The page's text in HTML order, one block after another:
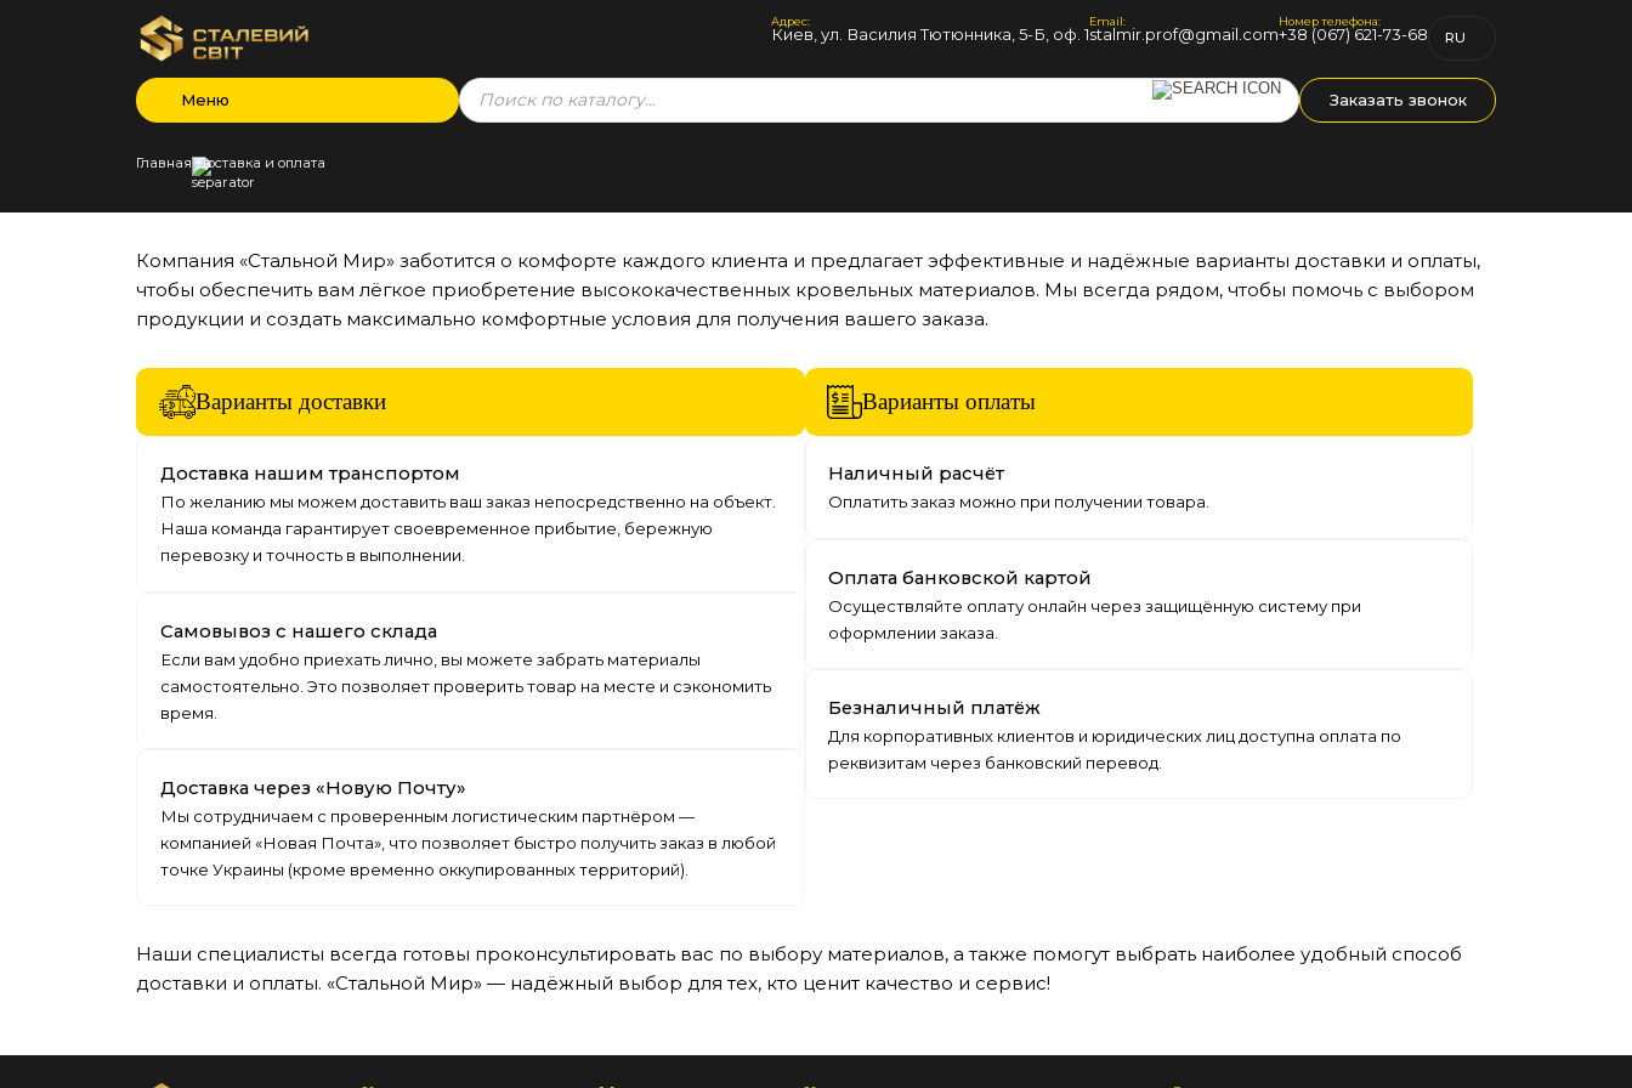
Адрес:
Киев, ул. Василия Тютюнника, 5-Б, оф. 1
Email:
stalmir.prof@gmail.com
Номер телефона:
+38 (067) 621-73-68
RU
Меню
Products
search
Заказать звонок
Главная Доставка и оплата
Компания «Стальной Мир» заботится о комфорте каждого клиента и предлагает эффективные и надёжные варианты доставки и оплаты,
чтобы обеспечить вам лёгкое приобретение высококачественных кровельных материалов. Мы всегда рядом, чтобы помочь с выбором
продукции и создать максимально комфортные условия для получения вашего заказа.
Варианты доставки
Доставка нашим транспортом
По желанию мы можем доставить ваш заказ непосредственно на объект.
Наша команда гарантирует своевременное прибытие, бережную
перевозку и точность в выполнении.
Самовывоз с нашего склада
Если вам удобно приехать лично, вы можете забрать материалы
самостоятельно. Это позволяет проверить товар на месте и сэкономить
время.
Доставка через «Новую Почту»
Мы сотрудничаем с проверенным логистическим партнёром —
компанией «Новая Почта», что позволяет быстро получить заказ в любой
точке Украины (кроме временно оккупированных территорий).
Варианты оплаты
Наличный расчёт
Оплатить заказ можно при получении товара.
Оплата банковской картой
Осуществляйте оплату онлайн через защищённую систему при
оформлении заказа.
Безналичный платёж
Для корпоративных клиентов и юридических лиц доступна оплата по
реквизитам через банковский перевод.
Наши специалисты всегда готовы проконсультировать вас по выбору материалов, а также помогут выбрать наиболее удобный способ
доставки и оплаты. «Стальной Мир» — надёжный выбор для тех, кто ценит качество и сервис!